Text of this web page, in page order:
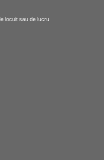
locuit sau de lucru